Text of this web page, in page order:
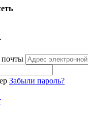
почты
Забыли пароль?